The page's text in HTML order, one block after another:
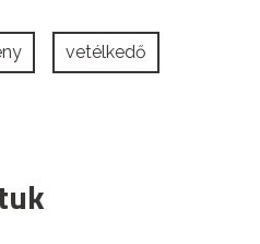
vetélkedő